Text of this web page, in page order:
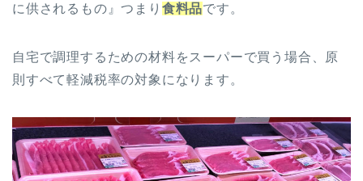
に供されるもの』つまり 食料品です。
自宅で調理するための材料をスーパーで買う場合、原
則すべて軽減税率の対象になります。